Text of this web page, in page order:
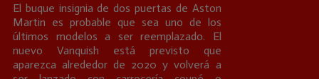
El buque insignia de dos puertas de Aston
Martin es probable que sea uno de los
últimos modelos a ser reemplazado. El
nuevo Vanquish está previsto que
aparezca alrededor de 2020 y volverá a